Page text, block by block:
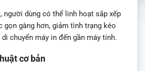
người dùng có thể linh hoạt sắp xếp
gọn gàng hơn, giảm tình trạng kéo
chuyển máy in đến gần máy tính.
cơ bản